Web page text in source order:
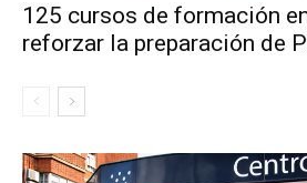
125 cursos de formación
reforzar la preparación de